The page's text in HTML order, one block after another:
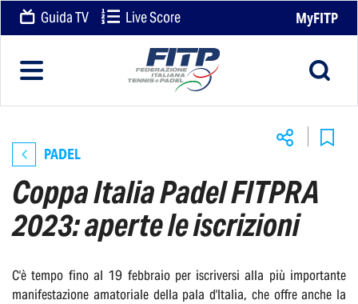
Guida TV Live Score MyFITP
PADEL
Coppa Italia Padel FITPRA
2023: aperte le iscrizioni
C'è tempo fino al 19 febbraio per iscriversi alla più importante
manifestazione amatoriale della pala d'Italia, che offre anche la